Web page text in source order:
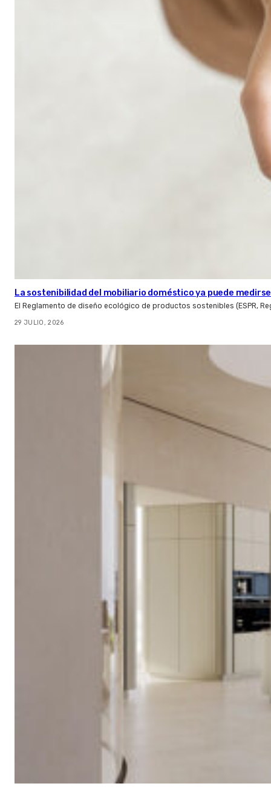
La sostenibilidad del mobiliario doméstico ya puede
El Reglamento de diseño ecológico de productos sostenibles (ESPR,
29 JULIO, 2026